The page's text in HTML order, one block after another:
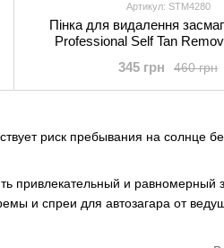
риск пребывания на солнце
привлекательный и равномерный
и спреи для автозагара от
Артикул: STM4280
Пінка для видалення
Professional Self Tan
460 грн
345 грн